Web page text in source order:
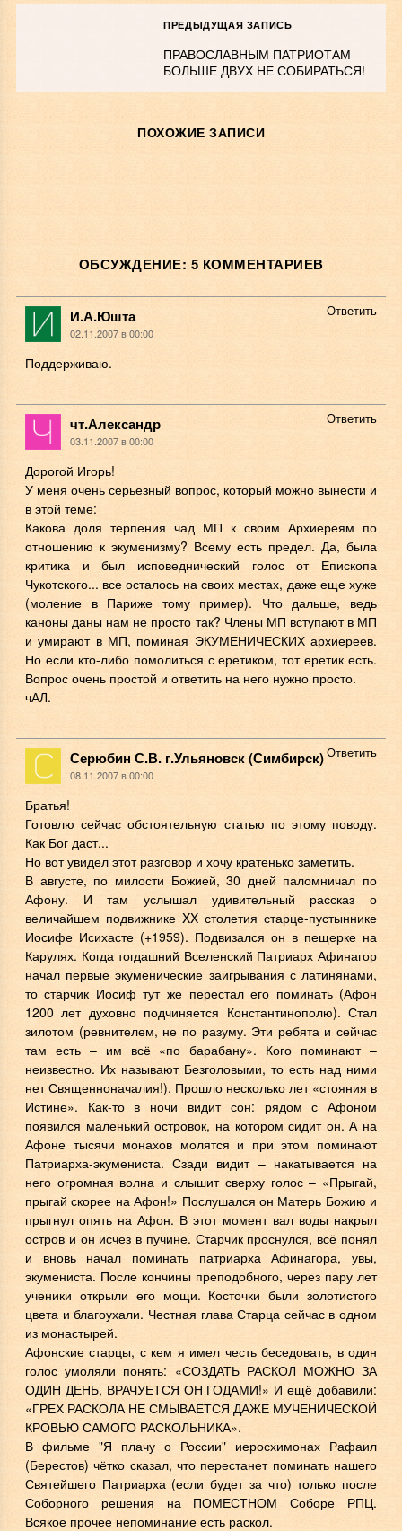
ПРЕДЫДУЩАЯ ЗАПИСЬ
ПРАВОСЛАВНЫМ ПАТРИОТАМ
БОЛЬШЕ ДВУХ НЕ СОБИРАТЬСЯ!
ПОХОЖИЕ ЗАПИСИ
ОБСУЖДЕНИЕ: 5 КОММЕНТАРИЕВ
И.А.Юшта
02.11.2007 в 00:00
Поддерживаю.
Ответить
чт.Александр
03.11.2007 в 00:00
Дорогой Игорь!
У меня очень серьезный вопрос, который можно вынести и
в этой теме:
Какова доля терпения чад МП к своим Архиереям по
отношению к экуменизму? Всему есть предел. Да, была
критика и был исповеднический голос от Епископа
Чукотского... все осталось на своих местах, даже еще хуже
(моление в Париже тому пример). Что дальше, ведь
каноны даны нам не просто так? Члены МП вступают в МП
и умирают в МП, поминая ЭКУМЕНИЧЕСКИХ архиереев.
Но если кто-либо помолиться с еретиком, тот еретик есть.
Вопрос очень простой и ответить на него нужно просто.
чАЛ.
Ответить
Серюбин С.В. г.Ульяновск (Симбирск)
08.11.2007 в 00:00
Братья!
Готовлю сейчас обстоятельную статью по этому поводу.
Как Бог даст...
Но вот увидел этот разговор и хочу кратенько заметить.
В августе, по милости Божией, 30 дней паломничал по
Афону. И там услышал удивительный рассказ о
величайшем подвижнике XX столетия старце-пустыннике
Иосифе Исихасте (+1959). Подвизался он в пещерке на
Карулях. Когда тогдашний Вселенский Патриарх Афинагор
начал первые экуменические заигрывания с латинянами,
то старчик Иосиф тут же перестал его поминать (Афон
1200 лет духовно подчиняется Константинополю). Стал
зилотом (ревнителем, не по разуму. Эти ребята и сейчас
там есть – им всё «по барабану». Кого поминают –
неизвестно. Их называют Безголовыми, то есть над ними
нет Священноначалия!). Прошло несколько лет «стояния в
Истине». Как-то в ночи видит сон: рядом с Афоном
появился маленький островок, на котором сидит он. А на
Афоне тысячи монахов молятся и при этом поминают
Патриарха-экумениста. Сзади видит – накатывается на
него огромная волна и слышит сверху голос – «Прыгай,
прыгай скорее на Афон!» Послушался он Матерь Божию и
прыгнул опять на Афон. В этот момент вал воды накрыл
остров и он исчез в пучине. Старчик проснулся, всё понял
и вновь начал поминать патриарха Афинагора, увы,
экумениста. После кончины преподобного, через пару лет
ученики открыли его мощи. Косточки были золотистого
цвета и благоухали. Честная глава Старца сейчас в одном
из монастырей.
Афонские старцы, с кем я имел честь беседовать, в один
голос умоляли понять: «СОЗДАТЬ РАСКОЛ МОЖНО ЗА
ОДИН ДЕНЬ, ВРАЧУЕТСЯ ОН ГОДАМИ!» И ещё добавили:
«ГРЕХ РАСКОЛА НЕ СМЫВАЕТСЯ ДАЖЕ МУЧЕНИЧЕСКОЙ
КРОВЬЮ САМОГО РАСКОЛЬНИКА».
В фильме "Я плачу о России" иеросхимонах Рафаил
(Берестов) чётко сказал, что перестанет поминать нашего
Святейшего Патриарха (если будет за что) только после
Соборного решения на ПОМЕСТНОМ Соборе РПЦ.
Всякое прочее непоминание есть раскол.
Ответить